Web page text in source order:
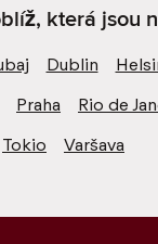
která jsou
Dublin
Praha
Rio de
Tokio Varšava